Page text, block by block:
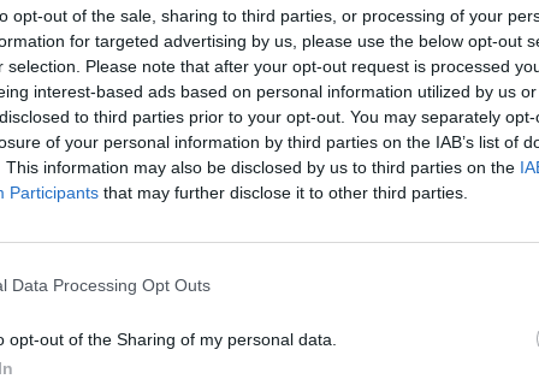
opt-out of the sale, sharing to third parties, or processing of your
for targeted advertising by us, please use the below opt-out
selection. Please note that after your opt-out request is processed
interest-based ads based on personal information utilized by us
to third parties prior to your opt-out. You may separately
of your personal information by third parties on the IAB’s list of
This information may also be disclosed by us to third parties on the
Participants that may further disclose it to other third parties.
Data Processing Opt Outs
opt-out of the Sharing of my personal data.
El teléfono esta cantando, sonando,
y es muy temprano.
No respondas,
no necesitamos responder,
tenemos aquí todo lo que necesitamos